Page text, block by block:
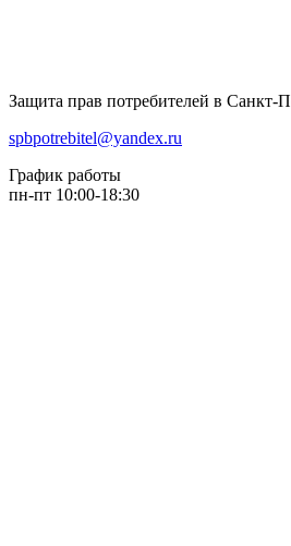
Защита прав потребителей в Санкт-
spbpotrebitel@yandex.ru
График работы
пн-пт 10:00-18:30